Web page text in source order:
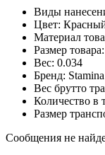
Виды
Цвет:
Материал
Размер
Вес: 0.034
Бренд: Stamina
Вес брутто
Количество в
Размер
Сообщения не